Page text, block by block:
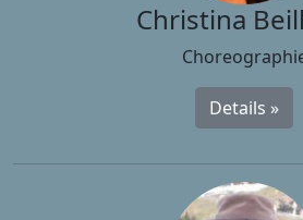
Christina
Details »